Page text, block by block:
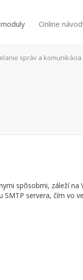
Online
správ a
spôsobmi, záleží
servera, čím vo